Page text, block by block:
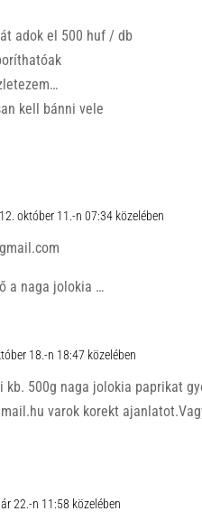
adok el 500 huf / db
kell bánni vele
október 11.-n 07:34 közelében
a naga jolokia …
18.-n 18:47 közelében
kb. 500g naga jolokia paprikat
varok korekt
22.-n 11:58 közelében